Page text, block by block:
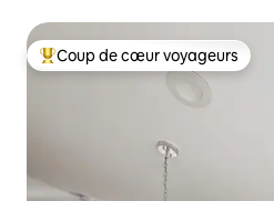
Coups de cœur voyageurs les
Coup de cœur voyageurs